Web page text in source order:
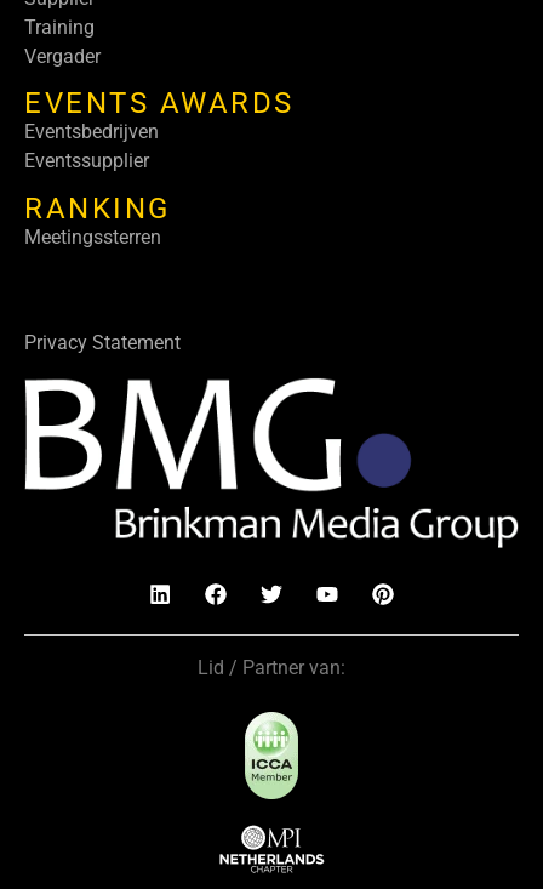
Training
Vergader
EVENTS AWARDS
Eventsbedrijven
Eventssupplier
RANKING
Meetingssterren
Privacy Statement
Lid / Partner van: